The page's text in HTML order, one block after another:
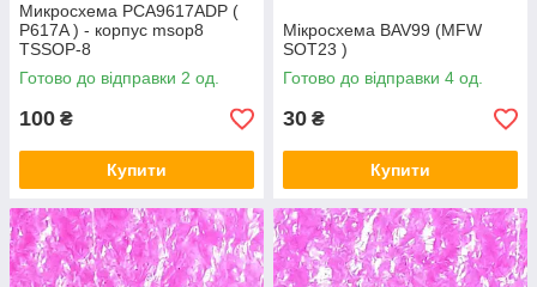
Микросхема PCA9617ADP (
P617A ) - корпус msop8
TSSOP-8
Готово до відправки 2 од.
100 ₴
Купити
Мікросхема BAV99 (MFW
SOT23 )
Готово до відправки 4 од.
30 ₴
Купити